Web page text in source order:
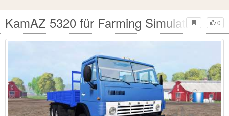
0
KamAZ 5320 für Farming Simulator 2015